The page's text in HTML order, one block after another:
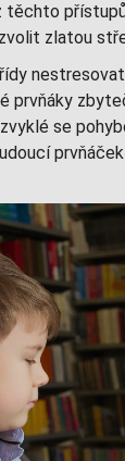
zlatou
prvňáky
se